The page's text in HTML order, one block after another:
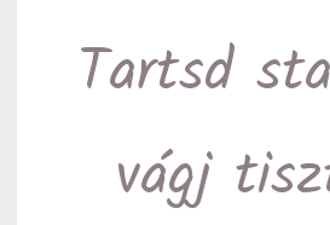
Tartsd
vágj